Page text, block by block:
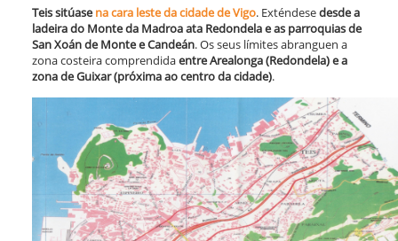
Teis sitúasena cara leste da cidade de Vigo. Exténdesedesde a
ladeira do Monte da Madroa ata Redondela e as parroquias de
San Xoán de Monte e Candeán. Os seus límites abranguen a
zona costeira comprendidaentre Arealonga (Redondela) e a
zona de Guixar (próxima ao centro da cidade).